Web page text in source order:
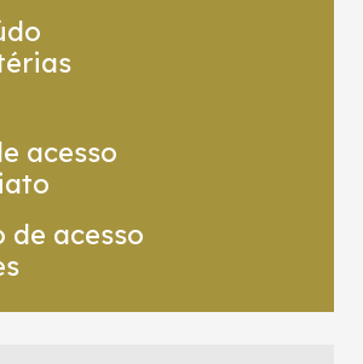
acesso
de acesso